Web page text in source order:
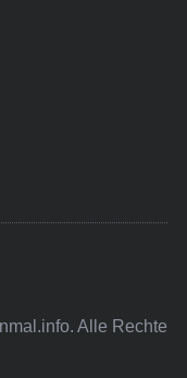
Alle Rechte